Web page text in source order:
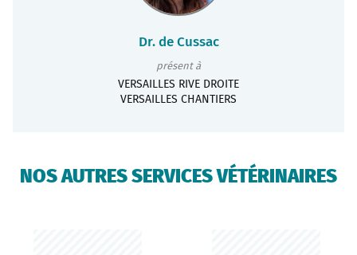
Dr. de Cussac
présent à
VERSAILLES RIVE DROITE
VERSAILLES CHANTIERS
NOS AUTRES SERVICES VÉTÉRINAIRES